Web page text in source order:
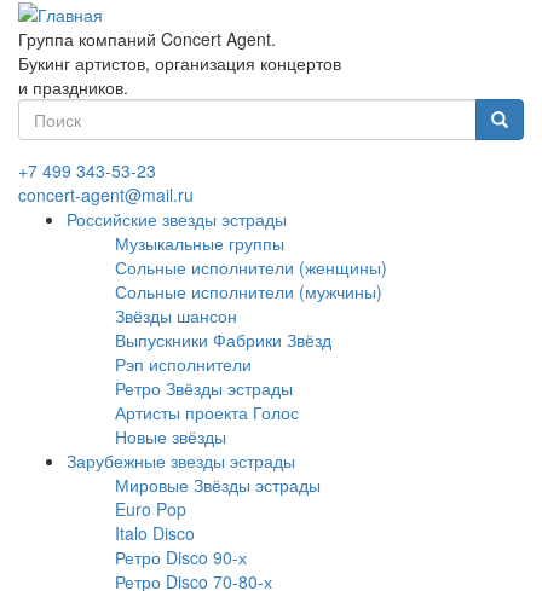
Перейти
основному
содержанию
Группа компаний Concert Agent.
Букинг артистов, организация концертов
и праздников.
Форма
поиска
+7 499 343-53-23
concert-agent@mail.ru
Российские звезды эстрады
Музыкальные группы
Сольные исполнители (женщины)
Сольные исполнители (мужчины)
Звёзды шансон
Выпускники Фабрики Звёзд
Рэп исполнители
Ретро Звёзды эстрады
Артисты проекта Голос
Новые звёзды
Зарубежные звезды эстрады
Мировые Звёзды эстрады
Euro Pop
Italo Disco
Ретро Disco 90-х
Ретро Disco 70-80-х